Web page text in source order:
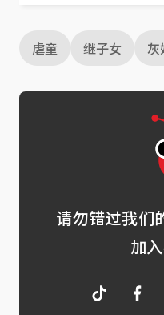
虐童 继子女 灰
请勿错过我们
加